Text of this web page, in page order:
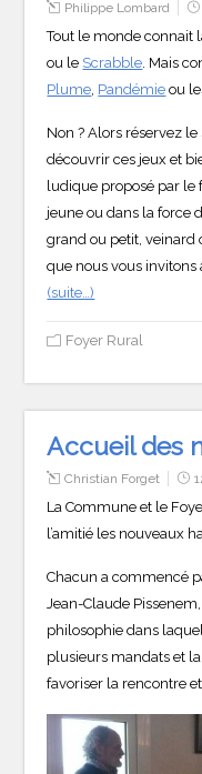
Philippe Lombard
Tout le monde connait
ou le Scrabble. Mais
Plume, Pandémie ou
Non ? Alors réservez
découvrir ces jeux et
ludique proposé par le
jeune ou dans la force
grand ou petit, veinard
que nous vous
(suite…)
Foyer Rural
Accueil des
Christian Forget
La Commune et le
l’amitié les nouveaux
Chacun a commencé
Jean-Claude
philosophie dans
plusieurs mandats et
favoriser la rencontre